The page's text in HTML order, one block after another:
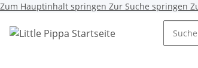
Zum Hauptinhalt springen Zur Suche springen